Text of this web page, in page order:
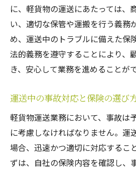
に、軽貨物の運送にあたっては、
い、適切な保管や運搬を行う義務
め、運送中のトラブルに備えた保
法的義務を遵守することにより、
き、安心して業務を進めることが
運送中の事故対応と保険の選び
軽貨物運送業務において、事故は
に考慮しなければなりません。運
場合、迅速かつ適切に対応するこ
ずは、自社の保険内容を確認し、